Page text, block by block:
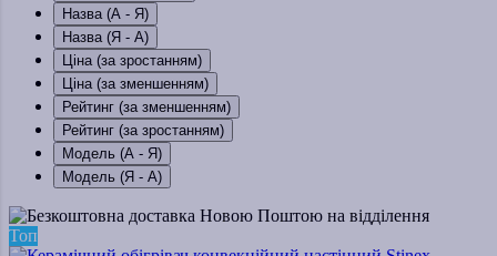
Назва (А - Я)
Назва (Я - А)
Ціна (за зростанням)
Ціна (за зменшенням)
Рейтинг (за зменшенням)
Рейтинг (за зростанням)
Модель (А - Я)
Модель (Я - А)
Топ